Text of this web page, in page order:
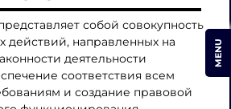
собой совокупность
действий, направленных на
деятельности
соответствия всем
и создание правовой
MENU